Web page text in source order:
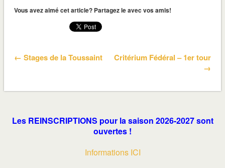
Vous avez aimé cet article? Partagez le avec vos amis!
← Stages de la Toussaint
Critérium Fédéral – 1er tour
→
Les REINSCRIPTIONS pour la saison 2026-2027 sont
ouvertes !
Informations ICI